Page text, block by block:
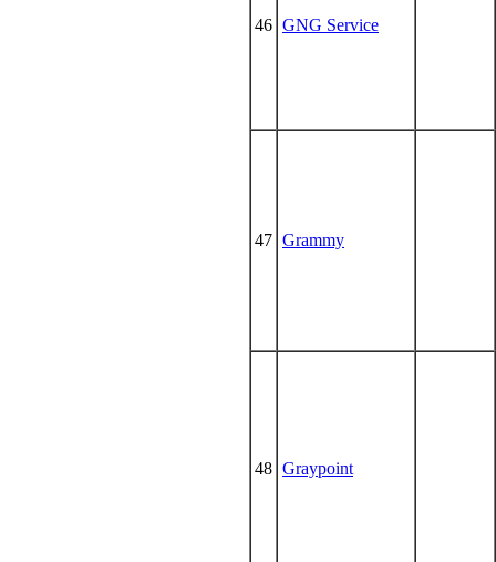
46 GNG Service
47 Grammy
48 Graypoint